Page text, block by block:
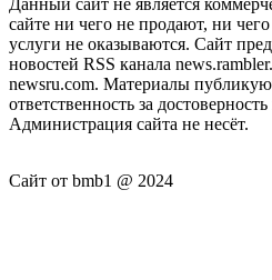
Данный сайт не является
сайте ни чего не продают, ни
услуги не оказываются. Сайт
новостей RSS канала
newsru.com. Материалы
ответственность за
Администрация сайта не несёт.
Сайт от bmb1 @ 2024